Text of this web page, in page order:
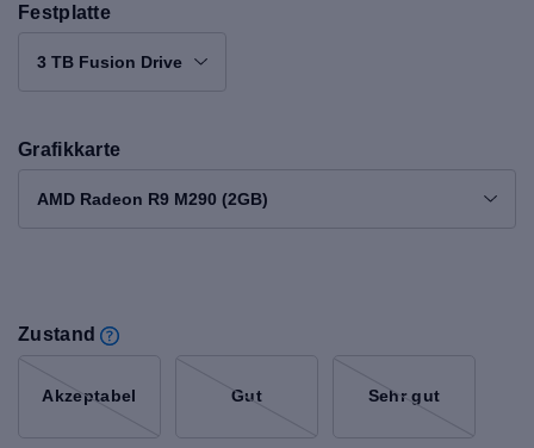
Festplatte
3 TB Fusion Drive
Grafikkarte
AMD Radeon R9 M290 (2GB)
Zustand
Akzeptabel Gut Sehr gut